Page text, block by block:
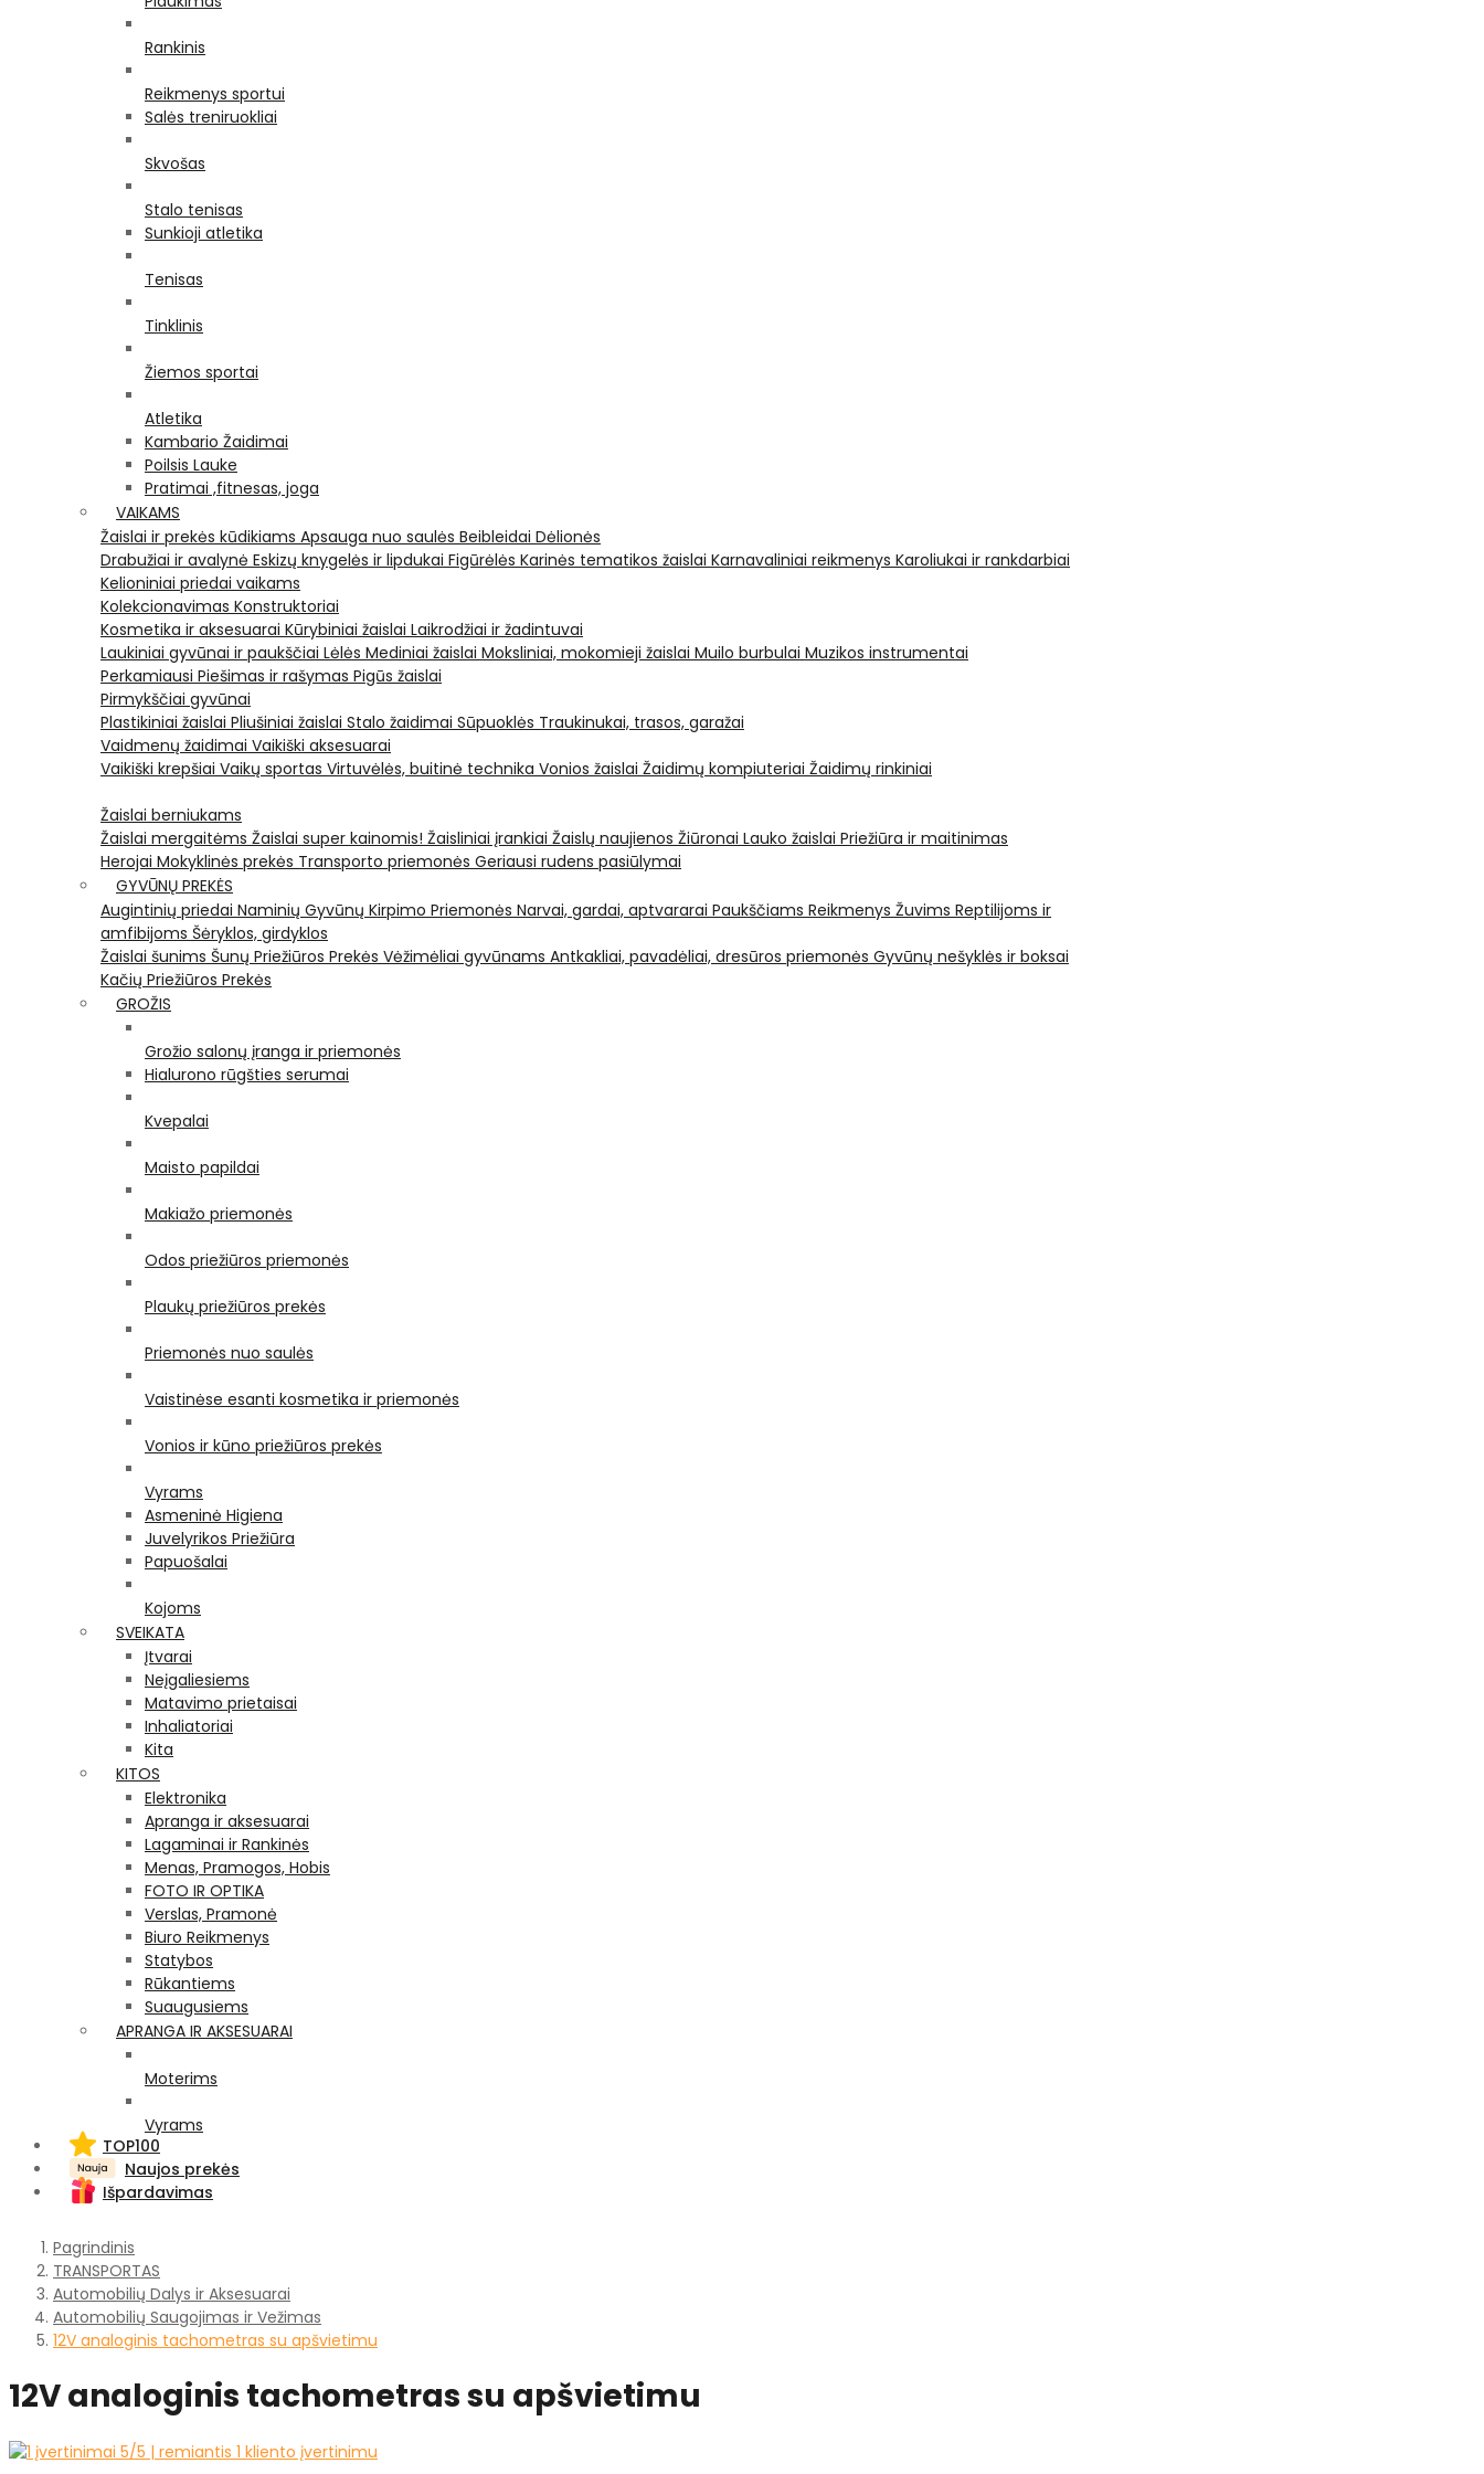
Rankinis
Reikmenys sportui
Salės treniruokliai
Skvošas
Stalo tenisas
Sunkioji atletika
Tenisas
Tinklinis
Žiemos sportai
Atletika
Kambario Žaidimai
Poilsis Lauke
Pratimai ,fitnesas, joga
VAIKAMS
Žaislai ir prekės kūdikiams Apsauga nuo saulės Beibleidai Dėlionės
Drabužiai ir avalynė Eskizų knygelės ir lipdukai Figūrėlės Karinės tematikos žaislai Karnavaliniai reikmenys Karoliukai ir rankdarbiai
Kelioniniai priedai vaikams
Kolekcionavimas Konstruktoriai
Kosmetika ir aksesuarai Kūrybiniai žaislai Laikrodžiai ir žadintuvai
Laukiniai gyvūnai ir paukščiai Lėlės Mediniai žaislai Moksliniai, mokomieji žaislai Muilo burbulai Muzikos instrumentai
Perkamiausi Piešimas ir rašymas Pigūs žaislai
Pirmykščiai gyvūnai
Plastikiniai žaislai Pliušiniai žaislai Stalo žaidimai Sūpuoklės Traukinukai, trasos, garažai
Vaidmenų žaidimai Vaikiški aksesuarai
Vaikiški krepšiai Vaikų sportas Virtuvėlės, buitinė technika Vonios žaislai Žaidimų kompiuteriai Žaidimų rinkiniai
Žaislai berniukams
Žaislai mergaitėms Žaislai super kainomis! Žaisliniai įrankiai Žaislų naujienos Žiūronai Lauko žaislai Priežiūra ir maitinimas
Herojai Mokyklinės prekės Transporto priemonės Geriausi rudens pasiūlymai
GYVŪNŲ PREKĖS
Augintinių priedai Naminių Gyvūnų Kirpimo Priemonės Narvai, gardai, aptvararai Paukščiams Reikmenys Žuvims Reptilijoms ir
amfibijoms Šėryklos, girdyklos
Žaislai šunims Šunų Priežiūros Prekės Vėžimėliai gyvūnams Antkakliai, pavadėliai, dresūros priemonės Gyvūnų nešyklės ir boksai
Kačių Priežiūros Prekės
GROŽIS
Grožio salonų įranga ir priemonės
Hialurono rūgšties serumai
Kvepalai
Maisto papildai
Makiažo priemonės
Odos priežiūros priemonės
Plaukų priežiūros prekės
Priemonės nuo saulės
Vaistinėse esanti kosmetika ir priemonės
Vonios ir kūno priežiūros prekės
Vyrams
Asmeninė Higiena
Juvelyrikos Priežiūra
Papuošalai
Kojoms
SVEIKATA
Įtvarai
Neįgaliesiems
Matavimo prietaisai
Inhaliatoriai
Kita
KITOS
Elektronika
Apranga ir aksesuarai
Lagaminai ir Rankinės
Menas, Pramogos, Hobis
FOTO IR OPTIKA
Verslas, Pramonė
Biuro Reikmenys
Statybos
Rūkantiems
Suaugusiems
APRANGA IR AKSESUARAI
Moterims
Vyrams
TOP100
Naujos prekės
Išpardavimas
Pagrindinis
TRANSPORTAS
Automobilių Dalys ir Aksesuarai
Automobilių Saugojimas ir Vežimas
12V analoginis tachometras su apšvietimu
12V analoginis tachometras su apšvietimu
5/5 | remiantis 1 kliento įvertinimu